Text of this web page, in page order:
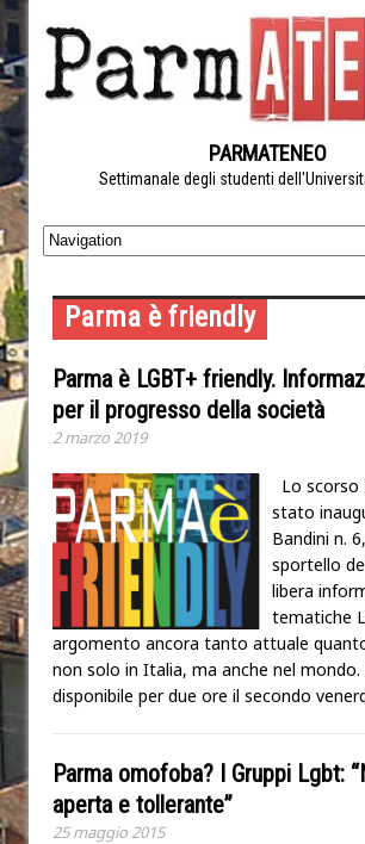
PARMATENEO
Settimanale degli studenti
Parma è friendly
Parma è LGBT+ friendly.
per il progresso della società
2 marzo 2019
Lo scorso
stato
Bandini n.
sportello
libera
tematiche
argomento ancora tanto attuale
non solo in Italia, ma anche nel mondo.
disponibile per due ore il secondo
Parma omofoba? I Gruppi Lgbt:
aperta e tollerante”
25 maggio 2015